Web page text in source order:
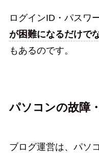
ログインID・パスワ
が困難になるだけで
もあるのです。
パソコンの故障
ブログ運営は、パソ